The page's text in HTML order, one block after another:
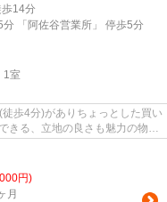
歩14分
分 「阿佐谷営業所」 停歩5分
1室
歩4分)がありちょっとした買い
きる、立地の良さも魅力の物件
円)
月